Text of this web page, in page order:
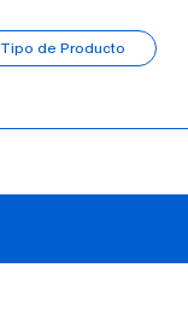
Tipo de Producto